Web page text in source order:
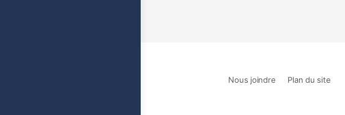
Nous joindre Plan du site